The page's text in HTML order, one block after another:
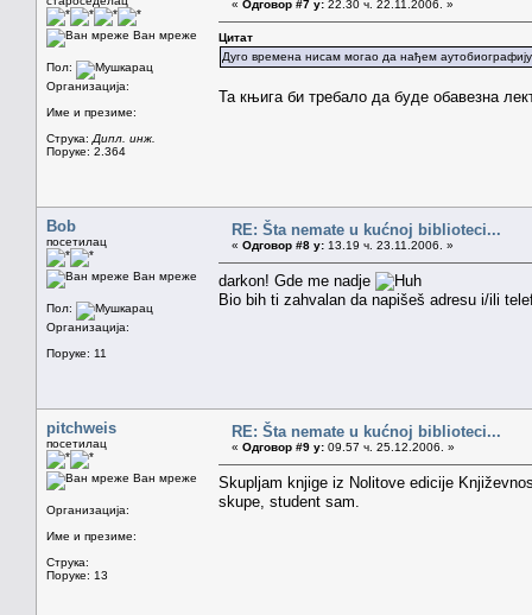
Ван мреже
Пол:
Организација:
Име и презиме:
Струка: Дипл. инж.
Поруке: 2.364
« Одговор #7 у: 22.30 ч. 22.11.2006. »
Цитат
Дуго времена нисам могао да нађем
Та књига би требало да буде обавезна
Bob
посетилац
Ван мреже
Пол:
Организација:
Поруке: 11
RE: Šta nemate u kućnoj biblioteci...
« Одговор #8 у: 13.19 ч. 23.11.2006. »
darkon! Gde me nadje
Bio bih ti zahvalan da napišeš adresu i/ili
pitchweis
посетилац
Ван мреже
Организација:
Име и презиме:
Струка:
Поруке: 13
RE: Šta nemate u kućnoj biblioteci...
« Одговор #9 у: 09.57 ч. 25.12.2006. »
Skupljam knjige iz Nolitove edicije
skupe, student sam.